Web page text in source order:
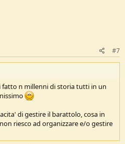
#7
n millenni di storia tutti in un
di gestire il barattolo, cosa in
riesco ad organizzare e/o gestire